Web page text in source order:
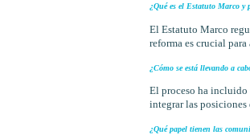
¿Qué es el Estatuto Marco y
El Estatuto Marco
reforma es crucial
¿Cómo se está llevando a
El proceso ha incluido
integrar las
¿Qué papel tienen las